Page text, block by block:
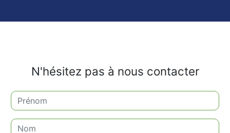
N'hésitez pas à nous contacter